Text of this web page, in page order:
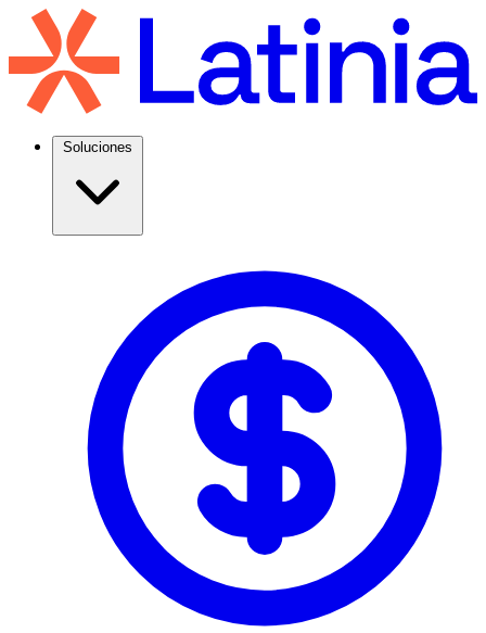
Soluciones